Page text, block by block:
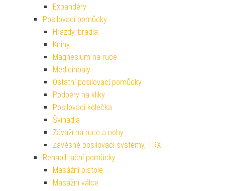
Expandéry
Posilovací pomůcky
Hrazdy, bradla
Knihy
Magnesium na ruce
Medicinbaly
Ostatní posilovací pomůcky
Podpěry na kliky
Posilovací kolečka
Švihadla
Závaží na ruce a nohy
Závěsné posilovací systémy, TRX
Rehabilitační pomůcky
Masážní pistole
Masážní válce